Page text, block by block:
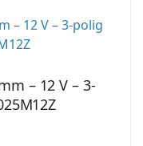
– 12 V – 3-